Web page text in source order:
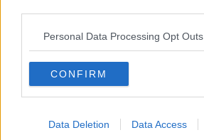
Personal Data Processing Opt Outs
CONFIRM
Data Deletion Data Access
​Cronaca di un vaccino annunciato
​Liberazione
Esternazioni
Vaxzevria
Nazionali